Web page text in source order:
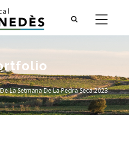
La Setmana De La Pedra Seca 2023